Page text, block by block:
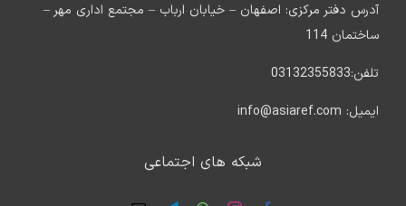
آدرس دفتر مرکزی: اصفهان – خیابان ارباب – مجتمع اداری مهر –
ساختمان 114
تلفن:03132355833
ایمیل: info@asiaref.com
شبکه های اجتماعی